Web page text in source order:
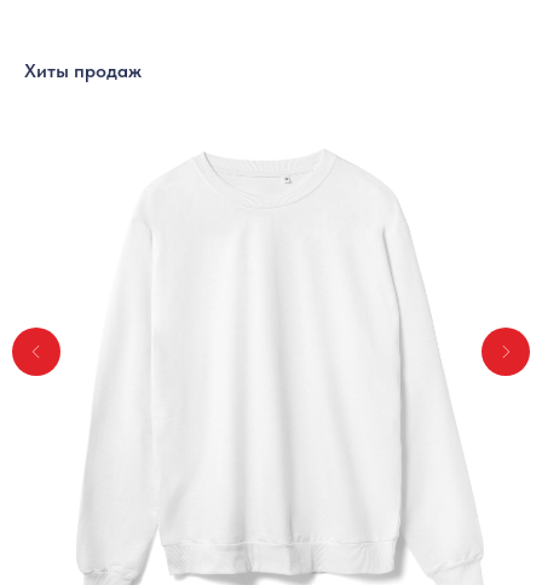
Хиты продаж